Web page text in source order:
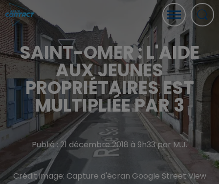
SAINT-OMER : L'AIDE
AUX JEUNES
PROPRIÉTAIRES EST
MULTIPLIÉE PAR 3
Publié : 21 décembre 2018 à 9h33 par M.J.
Crédit image: Capture d'écran Google Street View